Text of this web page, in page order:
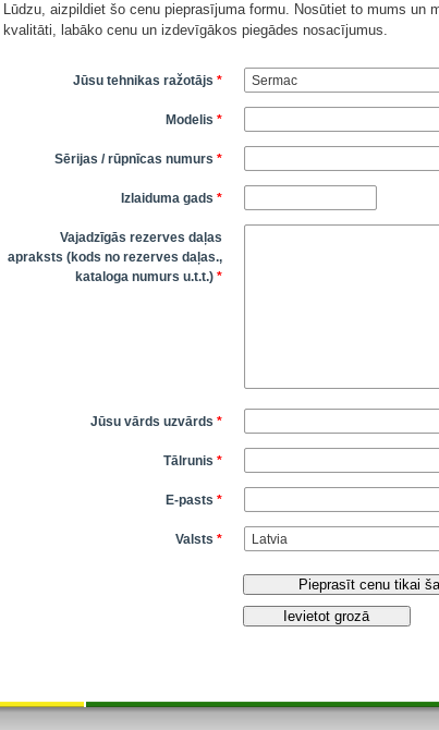
Lūdzu, aizpildiet šo cenu pieprasījuma formu. Nosūtiet to mums un
kvalitāti, labāko cenu un izdevīgākos piegādes nosacījumus.
Jūsu tehnikas ražotājs *
Modelis *
Sērijas / rūpnīcas numurs *
Izlaiduma gads *
Vajadzīgās rezerves daļas
apraksts (kods no rezerves daļas.,
kataloga numurs u.t.t.) *
Jūsu vārds uzvārds *
Tālrunis *
E-pasts *
Valsts *